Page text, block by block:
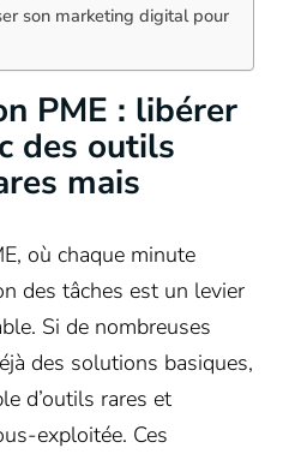
son marketing digital pour
PME : libérer
des outils
mais
où chaque minute
des tâches est un levier
Si de nombreuses
des solutions basiques,
d’outils rares et
exploitée. Ces